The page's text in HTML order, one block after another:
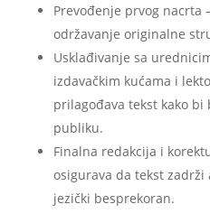
Prevođenje prvog nacrta
održavanje originalne
Usklađivanje sa
izdavačkim kućama i
prilagođava tekst kako
publiku.
Finalna redakcija i
osigurava da tekst
jezički besprekoran.